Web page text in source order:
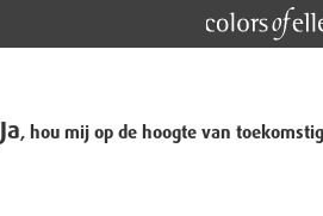
Ja, hou mij op de hoogte van